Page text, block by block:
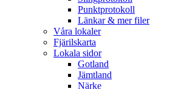
Punktprotokoll
Länkar & mer filer
Våra lokaler
Fjärilskarta
Lokala sidor
Gotland
Jämtland
Närke